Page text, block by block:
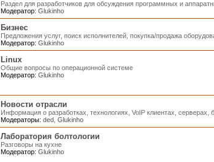
Раздел для разработчиков для обсуждения программных и
Модератор: Glukinho
Бизнес
Предложения услуг, поиск исполнителей, покупка/продажа
Модератор: Glukinho
Linux
Общие вопросы по операционной системе
Модератор: Glukinho
Новости отрасли
Информация о разработках, технологиях, VoIP клиентах,
Модераторы: ded, Glukinho
Лаборатория болтологии
Разговоры на кухне
Модератор: Glukinho